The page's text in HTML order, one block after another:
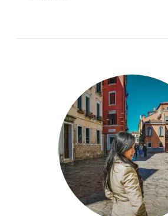
伴
侣
My
Travel
Buddy
Turns